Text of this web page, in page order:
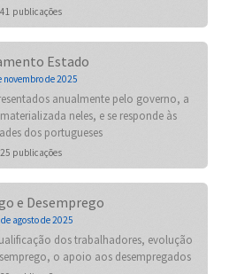
41 publicações
Estado
novembro de 2025
anualmente pelo governo, a
neles, e se responde às
dos portugueses
25 publicações
e Desemprego
agosto de 2025
dos trabalhadores, evolução
o apoio aos desempregados